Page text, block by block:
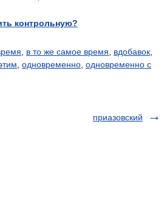
контрольную?
в то же самое время вдобавок
одновременно одновременно с
приазовский